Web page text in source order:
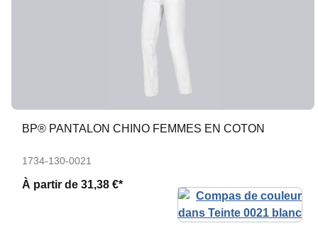
BP® PANTALON CHINO FEMMES EN COTON
1734-130-0021
À partir de 31,38 €*